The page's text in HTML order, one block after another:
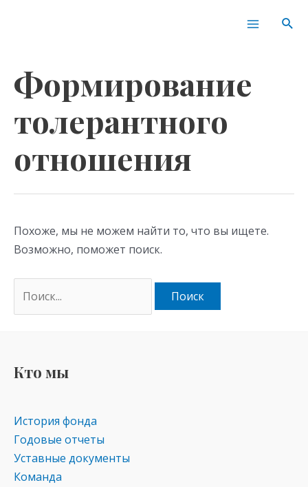
Main
Формирование
толерантного
отношения
Похоже, мы не можем найти то, что вы ищете.
Возможно, поможет поиск.
Кто мы
История фонда
Годовые отчеты
Уставные документы
Команда